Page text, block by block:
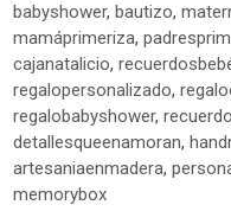
babyshower, bautizo,
mamáprimeriza,
cajanatalicio,
regalopersonalizado,
regalobabyshower,
detallesqueenamoran,
artesaniaenmadera,
memorybox